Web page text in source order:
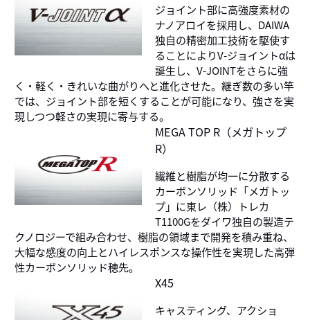
ジョイント部に高強度素材の
ナノアロイを採用し、DAIWA
独自の精密加工技術を駆使す
ることによりV-ジョイントαは
誕生し、V-JOINTをさらに強
く・軽く・きれいな曲がりへと進化させた。継ぎ数の多い竿
では、ジョイント部を短くすることが可能になり、強さを実
現しつつ軽さの実現に寄与する。
MEGA TOP R（メガトップ
R）
繊維と樹脂が均一に分散する
カーボンソリッド「メガトッ
プ」に東レ（株）トレカ
T1100Gをダイワ独自の製造テ
クノロジーで組み合わせ、樹脂の領域まで開発を積み重ね、
大幅な感度の向上とハイレスポンスな操作性を実現した高弾
性カーボンソリッド穂先。
X45
キャスティング、アクショ